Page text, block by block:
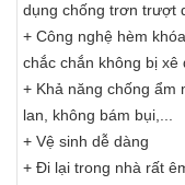
dụng chống trơn trượt
+ Công nghệ hèm
chắc chắn không bị xê
+ Khả năng chống ẩm
lan, không bám bụi,...
+ Vệ sinh dễ dàng
+ Đi lại trong nhà rất